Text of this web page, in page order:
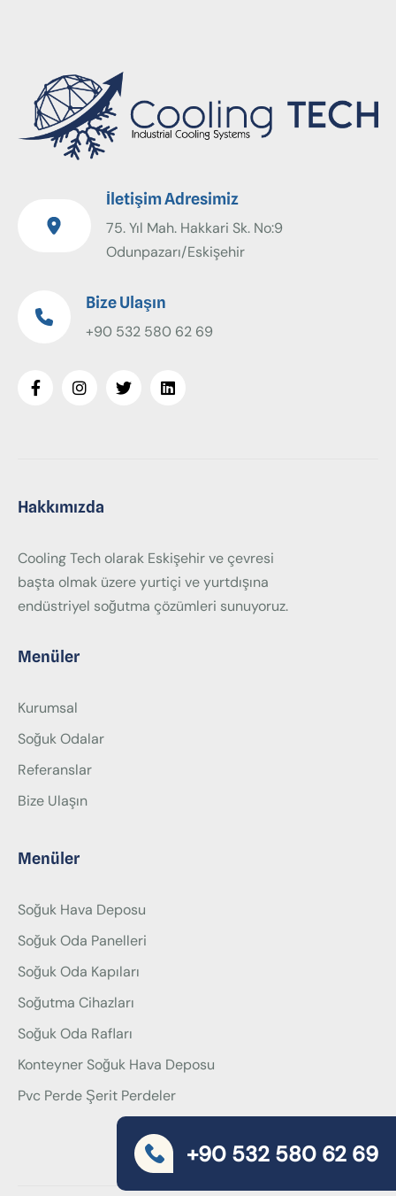
İletişim Adresimiz
75. Yıl Mah. Hakkari Sk. No:9
Odunpazarı/Eskişehir
Bize Ulaşın
+90 532 580 62 69
Hakkımızda
Cooling Tech olarak Eskişehir ve çevresi
başta olmak üzere yurtiçi ve yurtdışına
endüstriyel soğutma çözümleri sunuyoruz.
Menüler
Kurumsal
Soğuk Odalar
Referanslar
Bize Ulaşın
Menüler
Soğuk Hava Deposu
Soğuk Oda Panelleri
Soğuk Oda Kapıları
Soğutma Cihazları
Soğuk Oda Rafları
Konteyner Soğuk Hava Deposu
Pvc Perde Şerit Perdeler
+90 532 580 62 69